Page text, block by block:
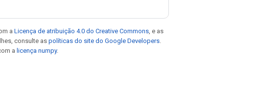
a Licença de atribuição 4.0 do Creative Commons , e as
consulte aspolíticas do site do Google Developers
a licença numpy.